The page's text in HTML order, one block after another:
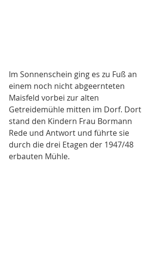
Im Sonnenschein ging es zu Fuß an
einem noch nicht abgeernteten
Maisfeld vorbei zur alten
Getreidemühle mitten im Dorf. Dort
stand den Kindern Frau Bormann
Rede und Antwort und führte sie
durch die drei Etagen der 1947/48
erbauten Mühle.